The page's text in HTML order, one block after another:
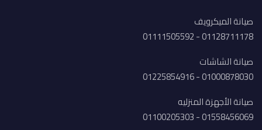
صيانة الميكرويف
01128711178 - 01111505592
صيانة الشاشات
01000878030 - 01225854916
صيانة الأجهزة المنزليه
01558456069 - 01100205303